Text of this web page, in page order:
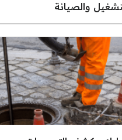
والصيانة